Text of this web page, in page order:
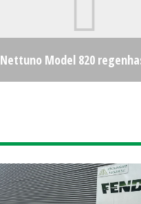
Nettuno Model 820